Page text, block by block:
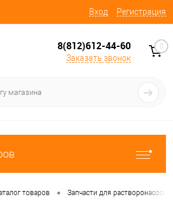
Вход Регистрация
8(812)612-44-60
Заказать звонок
0
товаров • Запчасти для растворонасосов